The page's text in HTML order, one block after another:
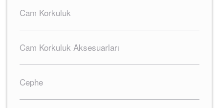
Cam Korkuluk
Cam Korkuluk Aksesuarları
Cephe